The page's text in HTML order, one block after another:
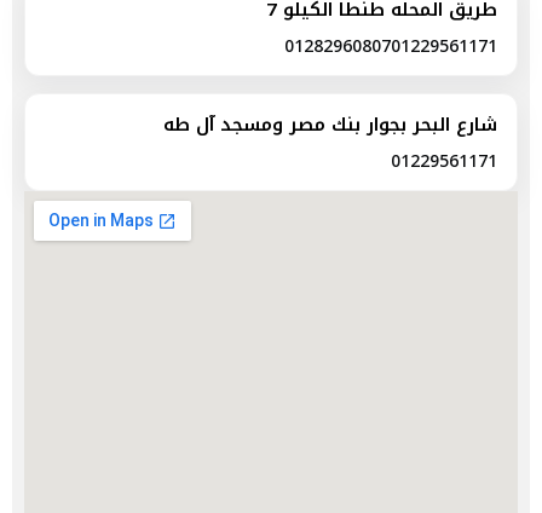
طريق المحله طنطا الكيلو 7
01229561171
01282960807
شارع البحر بجوار بنك مصر ومسجد آل طه
01229561171